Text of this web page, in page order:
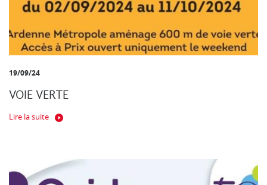
19/09/24
VOIE VERTE
Lire la suite